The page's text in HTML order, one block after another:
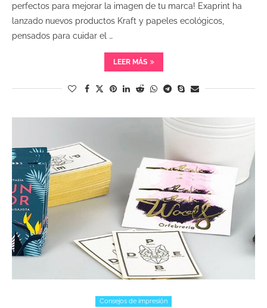
perfectos para mejorar la imagen de tu marca! Exaprint ha
lanzado nuevos productos Kraft y papeles ecológicos,
pensados para cuidar el …
LEER MÁS
Consejos de impresión